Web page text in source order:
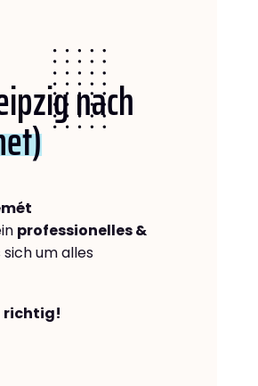
nach
professionelles &
sich um alles
richtig!